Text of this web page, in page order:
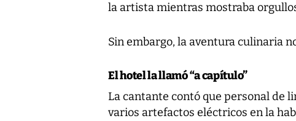
la artista mientras mostraba
Sin embargo, la aventura culinaria
El hotel la llamó “a capítulo”
La cantante contó que personal de
varios artefactos eléctricos en la